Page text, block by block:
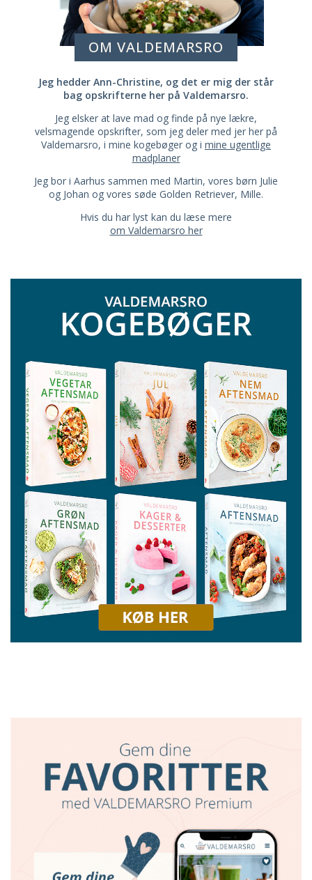
OM VALDEMARSRO
Jeg hedder Ann-Christine, og det er mig der står
bag opskrifterne her på Valdemarsro.
Jeg elsker at lave mad og finde på nye lækre,
velsmagende opskrifter, som jeg deler med jer her på
Valdemarsro, i mine kogebøger og i mine ugentlige
madplaner
Jeg bor i Aarhus sammen med Martin, vores børn Julie
og Johan og vores søde Golden Retriever, Mille.
Hvis du har lyst kan du læse mere
om Valdemarsro her